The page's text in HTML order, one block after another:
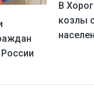
В
козлы